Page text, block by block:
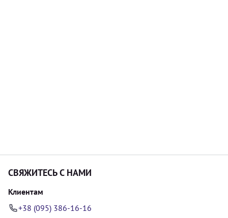
СВЯЖИТЕСЬ С НАМИ
Клиентам
+38 (095) 386-16-16